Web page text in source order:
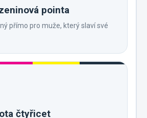
pointa
přímo pro muže, který slaví své
čtyřicet